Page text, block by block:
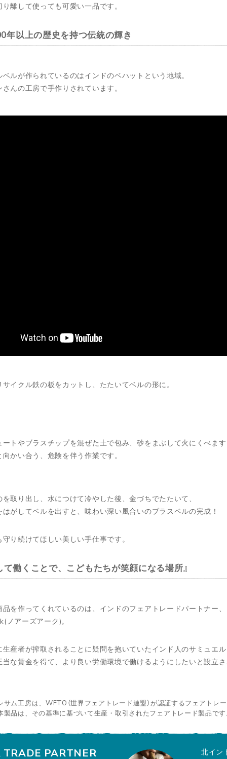
離して使っても可愛い一品です。
年以上の歴史を持つ伝統の輝き
ルが作られているのはインドのベハットという地域。
んの工房で手作りされています。
イクル鉄の板をカットし、たたいてベルの形に。
ートやブラスチップを混ぜた土で包み、砂をまぶして火にくべま
かい合う、危険を伴う作業です。
取り出し、水につけて冷やした後、金づちでたたいて、
がしてベルを出すと、味わい深い風合いのブラスベルの完成！
り続けてほしい美しい手仕事です。
て働くことで、こどもたちが笑顔になる場所
を作ってくれているのは、インドのフェアトレードパートナー、
ノアーズアーク)。
生産者が搾取されることに疑問を抱いていたインド人のサミュエ
当な賃金を得て、より良い労働環境で働けるようにしたいと設立
サム工房は、WFTO（世界フェアトレード連盟）が認証するフェアトレ
製品は、その基準に基づいて生産・取引されたフェアトレード製品で
TRADE PARTNER
北イン